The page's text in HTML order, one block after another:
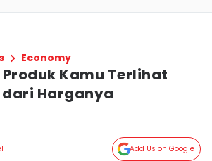
Economy
Kamu Terlihat
dari Harganya
Add Us on Google